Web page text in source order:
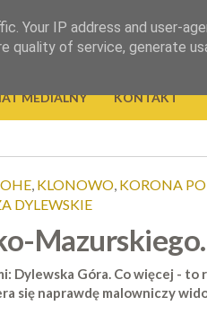
MEDIALNY KONTAKT
, KLONOWO, KORONA
DYLEWSKIE
Dylewska Góra. Co więcej -
się naprawdę malowniczy
Your IP address and user-
quality of service, generate